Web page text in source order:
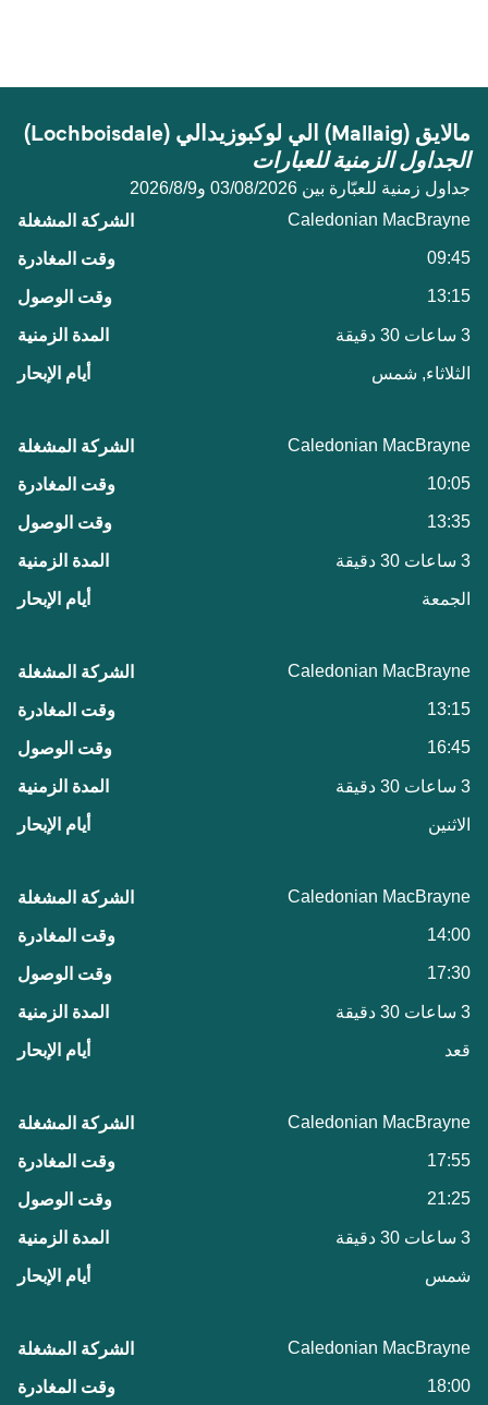
مالايق (Mallaig) الي لوكبوزيدالي (Lochboisdale)
الجداول الزمنية للعبارات
جداول زمنية للعبّارة بين 03/08/2026 و9‏/8‏/2026
Caledonian MacBrayne
09:45
13:15
3 ساعات 30 دقيقة
الثلاثاء, شمس
Caledonian MacBrayne
10:05
13:35
3 ساعات 30 دقيقة
الجمعة
Caledonian MacBrayne
13:15
16:45
3 ساعات 30 دقيقة
الاثنين
Caledonian MacBrayne
14:00
17:30
3 ساعات 30 دقيقة
قعد
Caledonian MacBrayne
17:55
21:25
3 ساعات 30 دقيقة
شمس
Caledonian MacBrayne
18:00